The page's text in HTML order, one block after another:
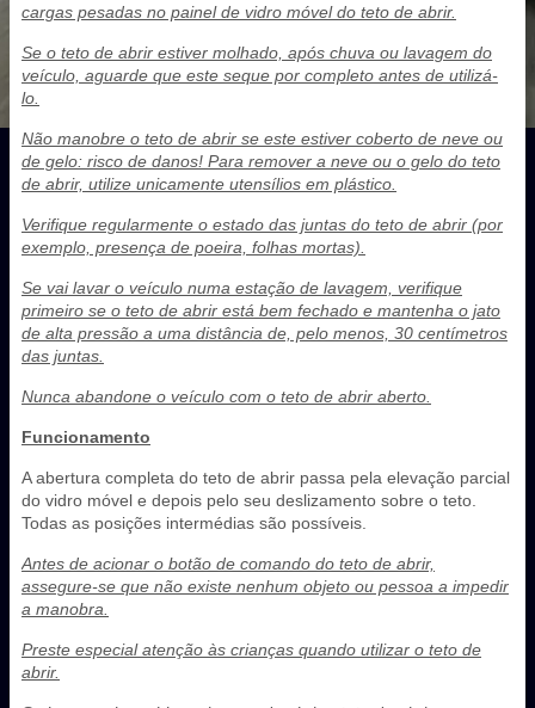
cargas pesadas no painel de vidro móvel do teto de abrir.
Se o teto de abrir estiver molhado, após chuva ou lavagem do
veículo, aguarde que este seque por completo antes de utilizá-
lo.
Não manobre o teto de abrir se este estiver coberto de neve ou
de gelo: risco de danos! Para remover a neve ou o gelo do teto
de abrir, utilize unicamente utensílios em plástico.
Verifique regularmente o estado das juntas do teto de abrir (por
exemplo, presença de poeira, folhas mortas).
Se vai lavar o veículo numa estação de lavagem, verifique
primeiro se o teto de abrir está bem fechado e mantenha o jato
de alta pressão a uma distância de, pelo menos, 30 centímetros
das juntas.
Nunca abandone o veículo com o teto de abrir aberto.
Funcionamento
A abertura completa do teto de abrir passa pela elevação parcial
do vidro móvel e depois pelo seu deslizamento sobre o teto.
Todas as posições intermédias são possíveis.
Antes de acionar o botão de comando do teto de abrir,
assegure-se que não existe nenhum objeto ou pessoa a impedir
a manobra.
Preste especial atenção às crianças quando utilizar o teto de
abrir.